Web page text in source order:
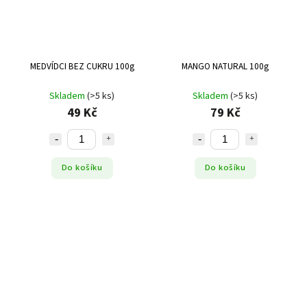
MEDVÍDCI BEZ CUKRU 100g
Skladem (>5 ks)
49 Kč
Do košíku
MANGO NATURAL 100g
Skladem (>5 ks)
79 Kč
Do košíku